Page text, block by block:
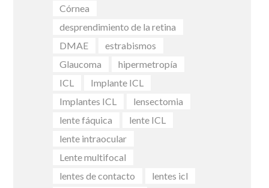
Córnea
desprendimiento de la retina
DMAE
estrabismos
Glaucoma
hipermetropía
ICL
Implante ICL
Implantes ICL
lensectomia
lente fáquica
lente ICL
lente intraocular
Lente multifocal
lentes de contacto
lentes icl